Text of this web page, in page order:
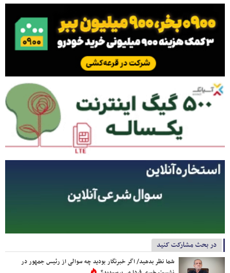
در بحث مشارکت کنید
شما نظر بدهید/ اگر خبرنگار بودید چه سوالی از رئیس جمهور در